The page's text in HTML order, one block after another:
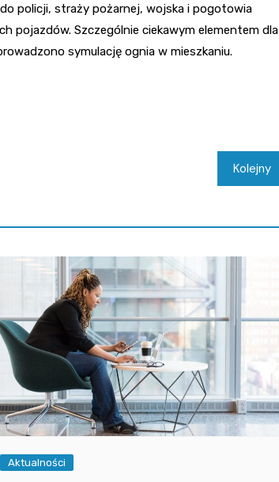
policji, straży pożarnej, wojska i pogotowia
pojazdów. Szczególnie ciekawym elementem dla
symulację ognia w mieszkaniu.
Kolejny
Aktualności